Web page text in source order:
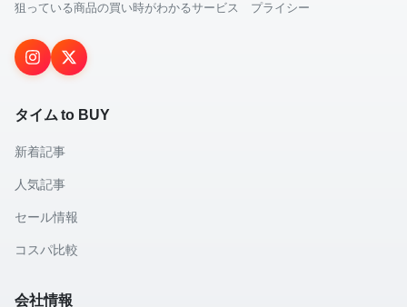
狙っている商品の買い時がわかるサービス プライシー
タイム to BUY
新着記事
人気記事
セール情報
コスパ比較
会社情報